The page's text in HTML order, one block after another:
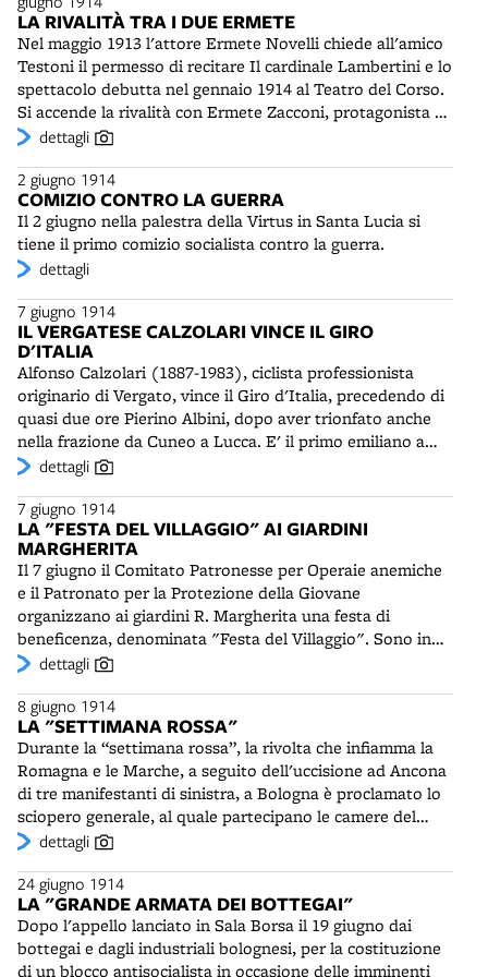
gruppi. Il 17 giugno i cattolici dell'Associazione Elettorale
presentano propri candidati, seguiti subito dopo
dall'Associazione Liberale e dai radicali guidati da Pietro
Albertoni e Luigi Silvagni. Il “nodo della concordia”, che
porterà a una lista unica in funzione antisocialista, con
l'astensione dell'Unione Liberale, sarà stretto il 24 giugno
grazie all'intervento di un comitato di commercianti e
industriali.
allarmistiche circa le operazioni militari”.
LA RIVALITÀ TRA I DUE ERMETE
Nel maggio 1913 l'attore Ermete Novelli chiede all'amico
Testoni il permesso di recitare Il cardinale Lambertini e lo
spettacolo debutta nel gennaio 1914 al Teatro del Corso.
Si accende la rivalità con Ermete Zacconi, protagonista di
centinaia di repliche della commedia. Nel giugno 1914 i
diversi teatri a Roma e intanto polemizzano tra loro sulle
pagine de "La Tribuna" sulla primogenitura del
capolavoro testoniano.
dettagli
2 giugno 1914
COMIZIO CONTRO LA GUERRA
Il 2 giugno nella palestra della Virtus in Santa Lucia si
tiene il primo comizio socialista contro la guerra.
dettagli
7 giugno 1914
IL VERGATESE CALZOLARI VINCE IL GIRO
D'ITALIA
Alfonso Calzolari (1887-1983), ciclista professionista
originario di Vergato, vince il Giro d'Italia, precedendo di
quasi due ore Pierino Albini, dopo aver trionfato anche
nella frazione da Cuneo a Lucca. E' il primo emiliano a
conquistare la corsa rosa. Questa edizione del Giro, la
particolarmente impegnativa e rocambolesca, con
tempeste e bufere. Registra il maggior distacco di sempre
tra primo e secondo (quasi due ore) e comprende anche
la tappa più lunga della sua storia, la Lucca-Roma di 430
chilometri, vinta da Costante Girardengo (1893-1978).
Alfiere della Stucchi Dunlop, Calzolari è arrivato al
professionismo nel 1909 e correrà fino al 1926. Tra le sue
vittorie c’è anche l'edizione 1913 del Giro dell'Emilia.
dettagli
7 giugno 1914
LA "FESTA DEL VILLAGGIO" AI GIARDINI
MARGHERITA
Il 7 giugno il Comitato Patronesse per Operaie anemiche
e il Patronato per la Protezione della Giovane
organizzano ai giardini R. Margherita una festa di
beneficenza, denominata "Festa del Villaggio". Sono in
programma varie competizioni sportive. Gare di nuoto si
essendo povero di acque e per giunta col fondo in cui
abbondano le alghe”. Tra le associazioni partecipanti vi
sono la Fortitudo e l’Istituto Sordomuti “Forza e Parola”.
La Società ginnastica Virtus invia una squadra con
bandiera. Per concessione dei comitati promotori
assistono alle gare anche gli alunni del riformatorio “P.
Siciliani”, la cui squadra di ginnastica svolge un buon
programma, “tra grandi applausi del numeroso ed
elegante pubblico intervenuto”.
dettagli
8 giugno 1914
LA "SETTIMANA ROSSA"
Durante la “settimana rossa”, la rivolta che infiamma la
Romagna e le Marche, a seguito dell'uccisione ad Ancona
di tre manifestanti di sinistra, a Bologna è proclamato lo
sciopero generale, al quale partecipano le camere del
lavoro, i partiti socialista e repubblicano e gli anarchici.
sottopassaggio della ferrovia a Porta Lame, dà il segnale
di inizio dello sciopero. Al mattino un migliaio di
scioperanti tentano di forzare i cancelli della Manifattura
Tabacchi per costringere gli operai ad uscire. Nel primo
dettagli
24 giugno 1914
LA "GRANDE ARMATA DEI BOTTEGAI"
Dopo l'appello lanciato in Sala Borsa il 19 giugno dai
bottegai e dagli industriali bolognesi, per la costituzione
di un blocco antisocialista in occasione delle imminenti